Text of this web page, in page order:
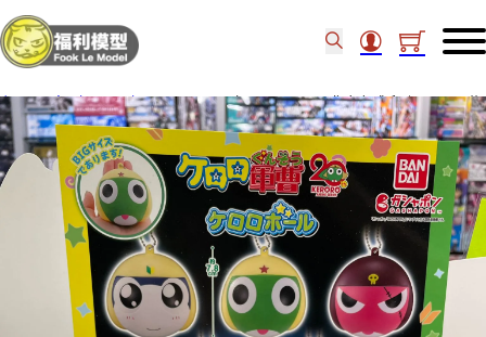
主頁 / 食玩扭蛋 / 扭蛋 / BANDAI 扭蛋 KERORO軍曹 角色球系列 Set of 5 (後)